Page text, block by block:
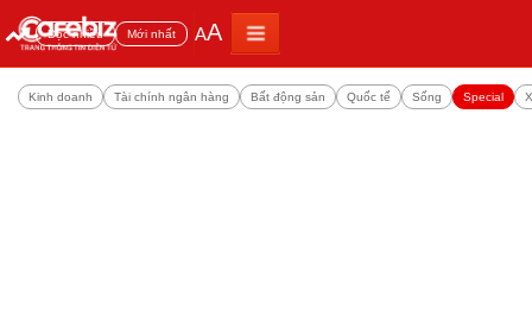
Đọc nhiều Mới nhất AA
Kinh doanh Tài chính ngân hàng Bất động sản Quốc tế Sống Special